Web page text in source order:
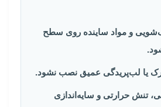
و مواد ساینده روی سطح
یا لب‌پریدگی عمیق نصب نشود.
تنش حرارتی و سایه‌اندازی